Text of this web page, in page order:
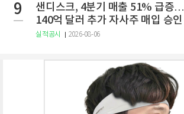
9
샌디스크, 4분기 매출 51% 급증…
140억 달러 추가 자사주 매입 승인
실적공시 2026-08-06